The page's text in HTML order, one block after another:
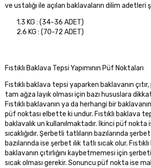
ve ustalığı ile açılan baklavaların dilim adetleri
1.3 KG : (34-36 ADET)
2.6 KG : (70-72 ADET)
Fıstıklı Baklava Tepsi Yapımının Püf Noktaları
Fıstıklı baklava tepsi yaparken baklavanın
tam ağza layık olması için bazı hususlara
Fıstıklı baklavanın ya da herhangi bir
püf noktası elbette ki undur. Fıstıklı baklava
baklavalık un kullanılmaktadır. İkinci püf nokta
sıcaklığıdır. Şerbetli tatlıların bazılarında şerbet
bazılarında ise şerbet ılık tatlı sıcak olur.
baklavanın çıtırlığını kaybetmemesi için
sıcak olması gerekir. Sonuncu püf nokta ise